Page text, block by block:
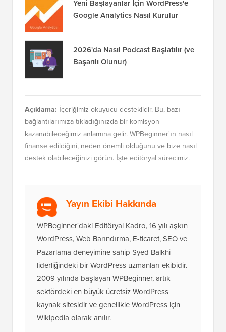
Yeni Başlayanlar İçin WordPress'e
2026'da Nasıl Podcast Başlatılır (ve
Açıklama:İçeriğimiz okuyucu desteklidir. Bu, bazı
bağlantılarımıza tıkladığınızda bir komisyon
kazanabileceğimiz anlamına gelir.WPBeginner'ın nasıl
finanse edildiğini, neden önemli olduğunu ve bize nasıl
WPBeginner'daki Editöryal Kadro, 16 yılı aşkın
WordPress, Web Barındırma, E-ticaret, SEO ve
Pazarlama deneyimine sahip Syed Balkhi
liderliğindeki bir WordPress uzmanları ekibidir.
2009 yılında başlayan WPBeginner, artık
sektördeki en büyük ücretsiz WordPress
kaynak sitesidir ve genellikle WordPress için